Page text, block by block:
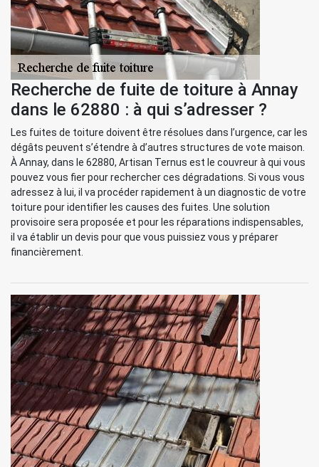
Recherche de fuite de toiture à Annay
dans le 62880 : à qui s’adresser ?
Les fuites de toiture doivent être résolues dans l’urgence, car les
dégâts peuvent s’étendre à d’autres structures de vote maison.
À Annay, dans le 62880, Artisan Ternus est le couvreur à qui vous
pouvez vous fier pour rechercher ces dégradations. Si vous vous
adressez à lui, il va procéder rapidement à un diagnostic de votre
toiture pour identifier les causes des fuites. Une solution
provisoire sera proposée et pour les réparations indispensables,
il va établir un devis pour que vous puissiez vous y préparer
financièrement.